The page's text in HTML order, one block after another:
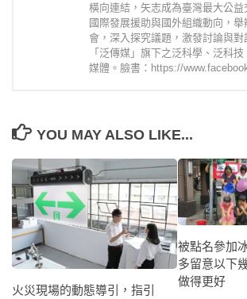
橫向連結，矢志成為臺灣最大公
國際發展援助與國外組織動向，
會，深入探究議題，激發討論與對
「泛傳媒」旗下之泛科學、泛科
媒體。臉書：https://
YOU MAY ALSO LIKE...
火災現場的動態導引，指引
被點名參加
多留意以下
做得更好